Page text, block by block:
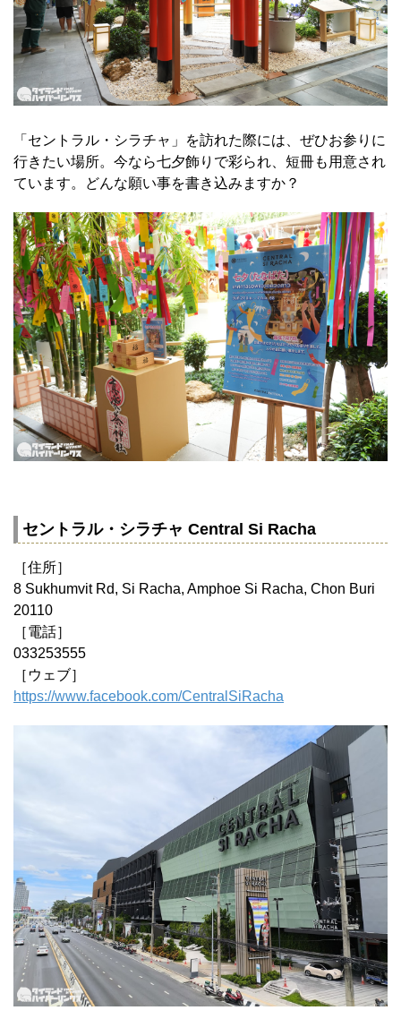
「セントラル・シラチャ」を訪れた際には、ぜひお参りに
行きたい場所。今なら七夕飾りで彩られ、短冊も用意され
ています。どんな願い事を書き込みますか？
セントラル・シラチャ Central Si Racha
［住所］
8 Sukhumvit Rd, Si Racha, Amphoe Si Racha, Chon Buri
20110
［電話］
033253555
［ウェブ］
https://www.facebook.com/CentralSiRacha